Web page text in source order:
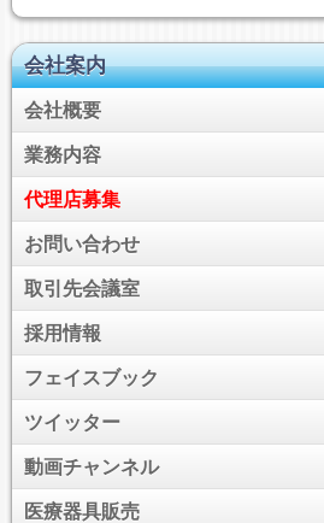
会社案内
会社概要
業務内容
代理店募集
お問い合わせ
取引先会議室
採用情報
フェイスブック
ツイッター
動画チャンネル
医療器具販売